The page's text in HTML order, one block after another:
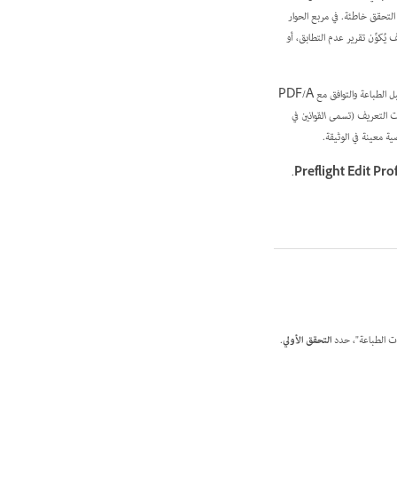
يُكوِّن تقرير عدم التطابق، أو
وما قبل الطباعة والتوافق مع PDF/A
القوانينفي
Preflight Edit
.
الطباعة"، حددالتحقق الأولي.